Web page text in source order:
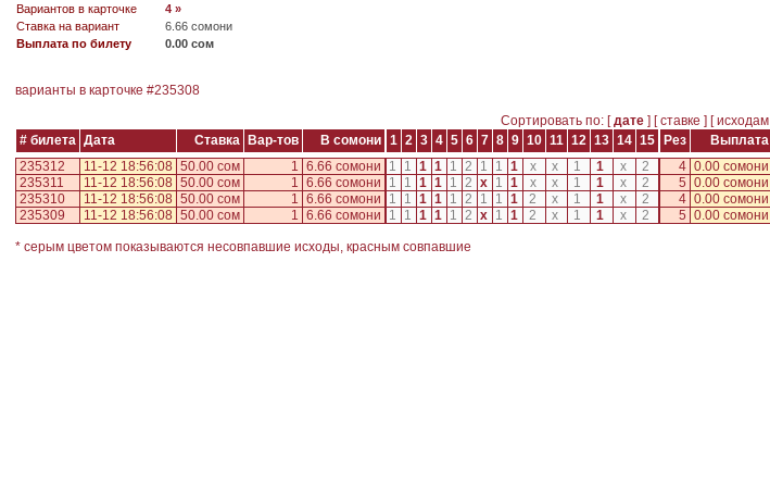
Вариантов в карточке
4 »
Ставка на вариант
6.66 сомони
Выплата по билету
0.00 сом
варианты в карточке #235308
Сортировать по: [дате ] [ставке ] [исходам
# билета Дата Ставка Вар-тов В сомони 1 2 3 4 5 6 7 8 9 10 11 12 13 14 15 Рез Выплата
235312
11-12 18:56:08 50.00 сом 1 6.66 сомони 1 1 1 1 1 2 1 1 1 x x 1 1 x 2 4 0.00 сомони
235311
11-12 18:56:08 50.00 сом 1 6.66 сомони 1 1 1 1 1 2 x 1 1 x x 1 1 x 2 5 0.00 сомони
235310
11-12 18:56:08 50.00 сом 1 6.66 сомони 1 1 1 1 1 2 1 1 1 2 x 1 1 x 2 4 0.00 сомони
235309
11-12 18:56:08 50.00 сом 1 6.66 сомони 1 1 1 1 1 2 x 1 1 2 x 1 1 x 2 5 0.00 сомони
* серым цветом показываются несовпавшие исходы, красным совпавшие